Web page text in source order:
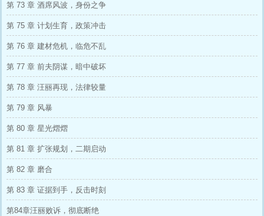
第 73 章 酒席风波，身份之争
第 75 章 计划生育，政策冲击
第 76 章 建材危机，临危不乱
第 77 章 前夫阴谋，暗中破坏
第 78 章 汪丽再现，法律较量
第 79 章 风暴
第 80 章 星光熠熠
第 81 章 扩张规划，二期启动
第 82 章 磨合
第 83 章 证据到手，反击时刻
第84章汪丽败诉，彻底断绝